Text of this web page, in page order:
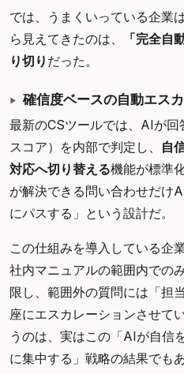
では、うまくいっている企業
ら見えてきたのは、
「完全自
り切り だった。
確信度ベースの自動エス
最新のCSツールでは、AIが
スコア）を内部で判定し、 自
対応へ切り替える機能が標準
が解決できる問い合わせだけ
にパスする」という設計だ。
この仕組みを導入している企
社内マニュアルの範囲内での
限し、範囲外の質問には「担
座にエスカレーションさせて
うのは、実はこの「AIが自信
に集中する」戦略の結果でもあ